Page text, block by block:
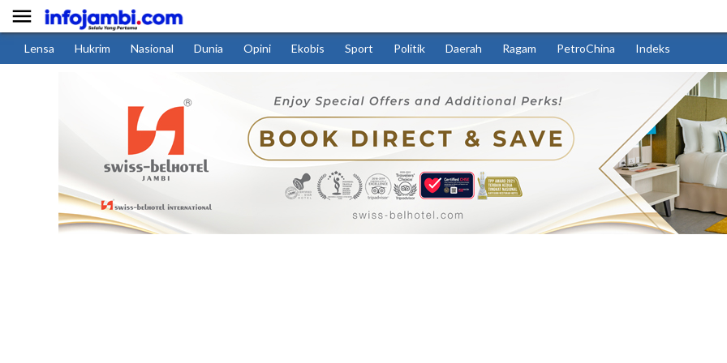

Lensa Hukrim Nasional Dunia Opini Ekobis Sport Politik Daerah Ragam PetroChina Indeks